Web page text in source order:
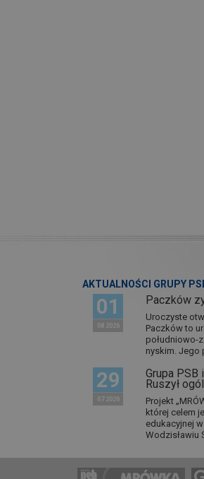
AKTUALNOŚCI GRUPY
01
08 2026
Paczków
Uroczyste
Paczków to
południowo-
nyskim. Jego
29
07 2026
Grupa PSB
Ruszył
Projekt
której celem
edukacyjnej
Wodzisławiu